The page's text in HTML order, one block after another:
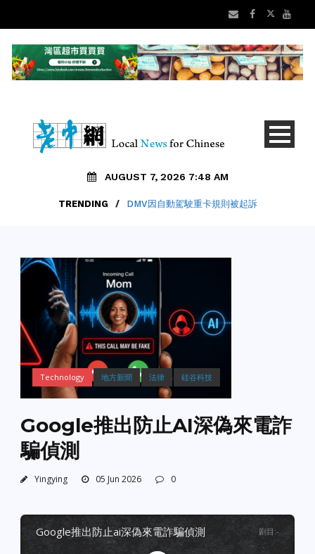
AUGUST 7, 2026 7:48 AM
TRENDING / DMV因自動駕駛重卡規則被起訴
Technology 地方新聞 法律 硅谷科技
Google推出防止AI深偽來電詐
騙偵測
Yingying 05 Jun 2026 0
google推出防止ai深偽來電詐騙偵測 剧目 :-